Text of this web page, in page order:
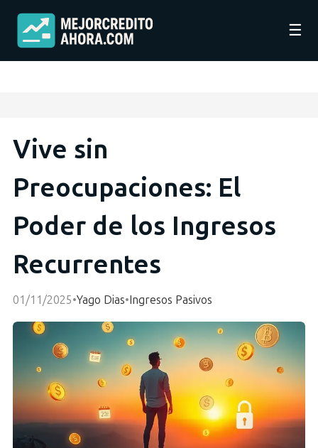
☰
Vive sin
Preocupaciones: El
Poder de los Ingresos
Recurrentes
01/11/2025•Yago Dias•Ingresos Pasivos